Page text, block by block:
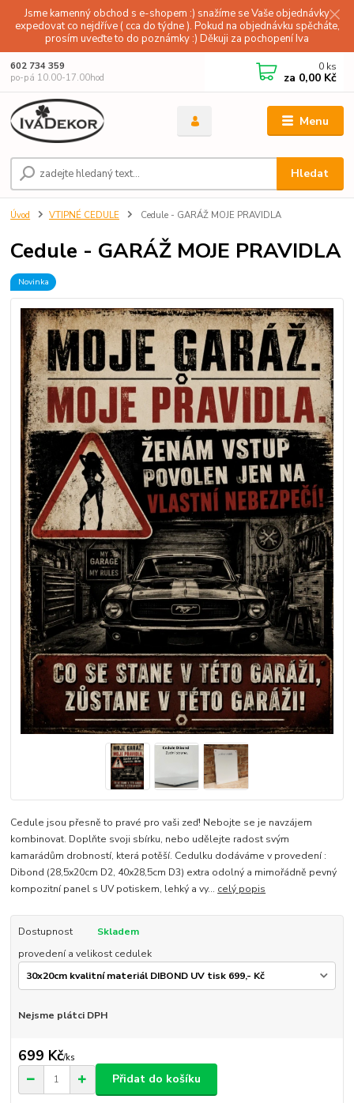
Jsme kamenný obchod s e-shopem :) snažíme se Vaše objednávky
expedovat co nejdříve ( cca do týdne ). Pokud na objednávku spěcháte,
prosím uveďte to do poznámky :) Děkuji za pochopení Iva
Menu
Hledat
602 734 359
po-pá 10.00-17.00hod
0 ks
za 0,00 Kč
Úvod VTIPNÉ CEDULE Cedule - GARÁŽ MOJE PRAVIDLA
Cedule - GARÁŽ MOJE PRAVIDLA
Novinka
Cedule jsou přesně to pravé pro vaši zeď! Nebojte se je navzájem
kombinovat. Doplňte svoji sbírku, nebo udělejte radost svým
kamarádům drobností, která potěší. Cedulku dodáváme v provedení :
Dibond (28,5x20cm D2, 40x28,5cm D3) extra odolný a mimořádně pevný
kompozitní panel s UV potiskem, lehký a vy... celý popis
Dostupnost
Skladem
provedení a velikost cedulek
Nejsme plátci DPH
699 Kč/ks
Přidat do košíku